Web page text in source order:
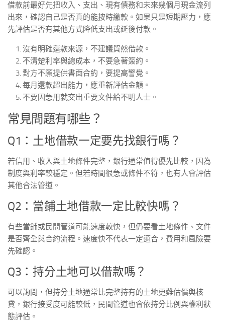
借款前最好先把收入、支出、現有債務和未來幾個月現金流列
出來，確認自己是否真的能按時繳款。如果只是短期壓力，應
先評估是否有其他方式降低支出或延後付款。
沒有明確還款來源，不建議貿然借款。
不清楚利率與總成本，不要急著簽約。
對方不願提供書面合約，要提高警覺。
每月還款超出能力，應重新評估金額。
不要因急用就交出重要文件給不明人士。
常見問題有哪些？
Q1：土地借款一定要先找銀行嗎？
若信用、收入與土地條件完整，銀行通常值得優先比較，因為
制度與利率較穩定。但若時間很急或條件不符，也有人會評估
其他合法管道。
Q2：當鋪土地借款一定比較快嗎？
有些當鋪或民間管道可能速度較快，但仍要看土地條件、文件
是否齊全與合約流程。速度快不代表一定適合，費用和風險要
先確認。
Q3：持分土地可以借款嗎？
可以詢問，但持分土地通常比完整持有的土地更難估價與核
貸，銀行接受度可能較低，民間管道也會依持分比例與權利狀
態評估。